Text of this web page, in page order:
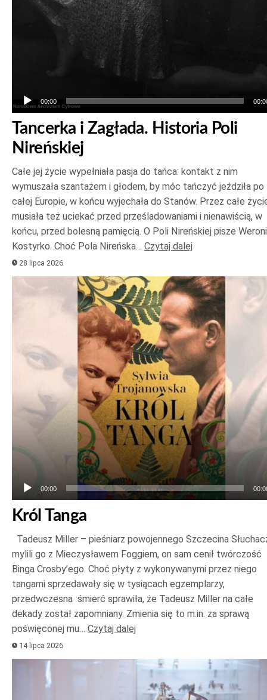
00:00
Tancerka i Zagłada. Historia Poli
Nireńskiej
Całe jej życie wypełniała pasja do tańca: kontakt z nim
wymuszała szantażem i głodem, by móc tańczyć jeździła po
całej Europie, w końcu wyjechała do Stanów. Przez całe
musiała też uciekać przed prześladowaniami i nienawiścią, w
końcu, przed bolesną pamięcią. O Poli Nireńskiej pisze
Kostyrko. Choć Pola Nireńska… Czytaj dalej
28 lipca 2026
plików
00:00
Król Tanga
Tadeusz Miller – pieśniarz powojennego Szczecina
mylili go z Mieczysławem Foggiem, on sam cenił twórczość
Binga Crosby’ego. Choć płyty z wykonywanymi przez niego
tangami sprzedawały się w tysiącach egzemplarzy,
przedwczesna śmierć sprawiła, że Tadeusz Miller na całe
dekady został zapomniany. Zmienia się to m.in. za sprawą
poświęconej mu… Czytaj dalej
14 lipca 2026
Odtwarzacz